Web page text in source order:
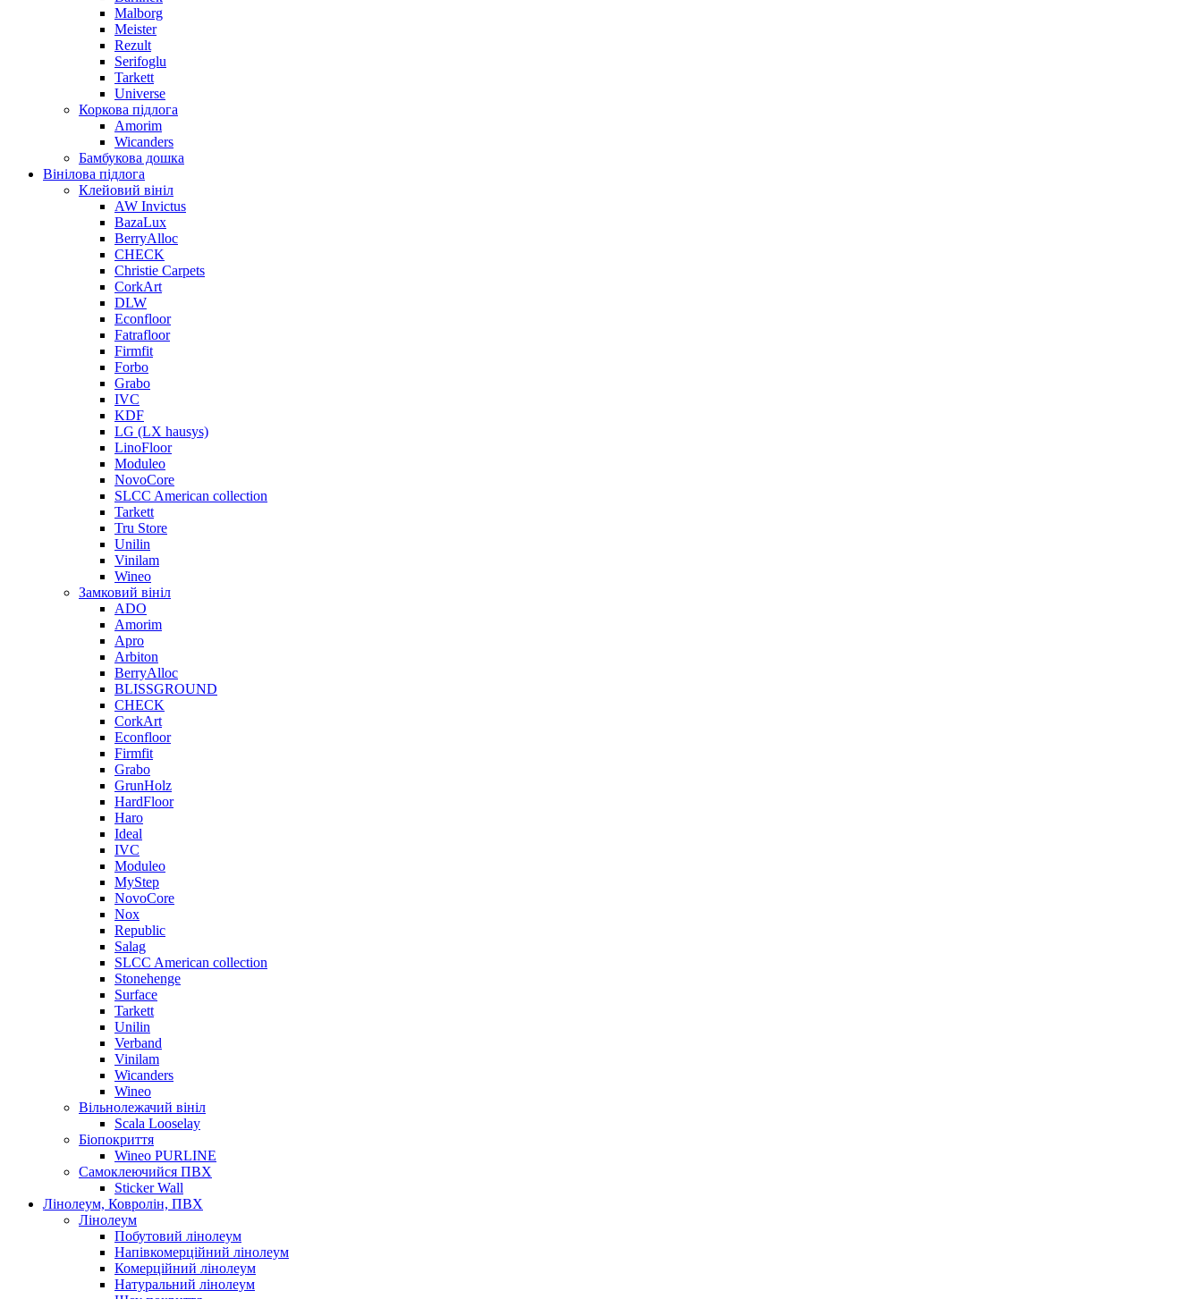
Malborg
Meister
Rezult
Serifoglu
Tarkett
Universe
Коркова підлога
Amorim
Wicanders
Бамбукова дошка
Вінілова підлога
Клейовий вініл
AW Invictus
BazaLux
BerryAlloc
CHECK
Christie Carpets
CorkArt
DLW
Econfloor
Fatrafloor
Firmfit
Forbo
Grabo
IVC
KDF
LG (LX hausys)
LinoFloor
Moduleo
NovoCore
SLCC American collection
Tarkett
Tru Store
Unilin
Vinilam
Wineo
Замковий вініл
ADO
Amorim
Apro
Arbiton
BerryAlloc
BLISSGROUND
CHECK
CorkArt
Econfloor
Firmfit
Grabo
GrunHolz
HardFloor
Haro
Ideal
IVC
Moduleo
MyStep
NovoCore
Nox
Republic
Salag
SLCC American collection
Stonehenge
Surface
Tarkett
Unilin
Verband
Vinilam
Wicanders
Wineo
Вільнолежачий вініл
Scala Looselay
Біопокриття
Wineo PURLINE
Самоклеючийся ПВХ
Sticker Wall
Лінолеум, Ковролін, ПВХ
Лінолеум
Побутовий лінолеум
Напівкомерційний лінолеум
Комерційний лінолеум
Натуральний лінолеум